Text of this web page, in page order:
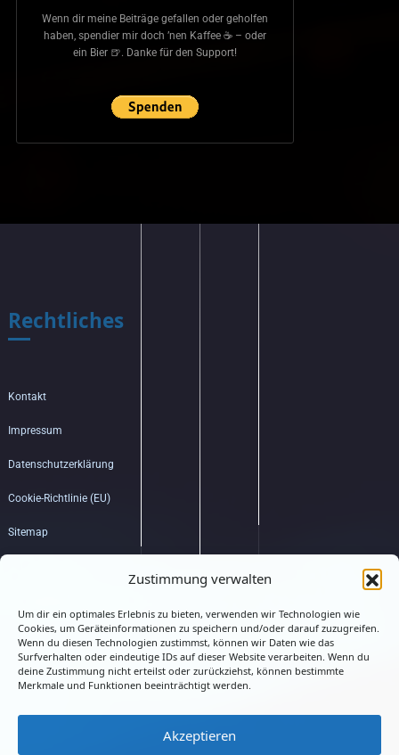
Zustimmung verwalten
Um dir ein optimales Erlebnis zu bieten, verwenden wir Technologien wie
Cookies, um Geräteinformationen zu speichern und/oder darauf zuzugreifen.
Wenn du diesen Technologien zustimmst, können wir Daten wie das
Surfverhalten oder eindeutige IDs auf dieser Website verarbeiten. Wenn du
deine Zustimmung nicht erteilst oder zurückziehst, können bestimmte
Merkmale und Funktionen beeinträchtigt werden.
Akzeptieren
Wenn dir meine Beiträge gefallen oder geholfen
haben, spendier mir doch ’nen Kaffee ☕ – oder
ein Bier 🍺. Danke für den Support!
Rechtliches
Kontakt
Impressum
Datenschutzerklärung
Cookie-Richtlinie (EU)
Sitemap
Hub